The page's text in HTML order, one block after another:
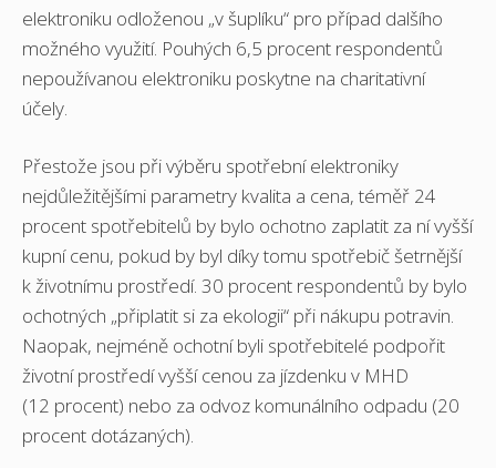
elektroniku odloženou „v šuplíku“ pro případ dalšího
možného využití. Pouhých 6,5 procent respondentů
nepoužívanou elektroniku poskytne na charitativní
účely.
Přestože jsou při výběru spotřební elektroniky
nejdůležitějšími parametry kvalita a cena, téměř 24
procent spotřebitelů by bylo ochotno zaplatit za ní vyšší
kupní cenu, pokud by byl díky tomu spotřebič šetrnější
k životnímu prostředí. 30 procent respondentů by bylo
ochotných „připlatit si za ekologii“ při nákupu potravin.
Naopak, nejméně ochotní byli spotřebitelé podpořit
životní prostředí vyšší cenou za jízdenku v MHD
(12 procent) nebo za odvoz komunálního odpadu (20
procent dotázaných).